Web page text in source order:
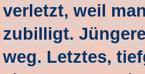
verletzt, weil
zubilligt.
weg. Letztes,